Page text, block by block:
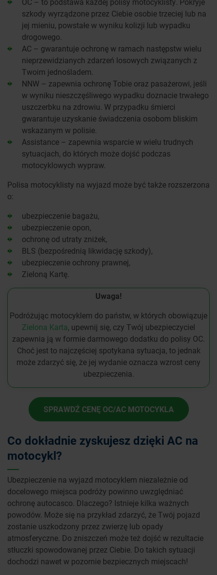
szkody wyrządzone przez Ciebie osobie trzeciej lub na
jej mieniu, powstałe w wyniku kolizji lub wypadku
drogowego.
AC – gwarantuje ochronę w ramach następstw wielu
nieprzewidzianych zdarzeń losowych związanych z
Twoim jednośladem.
NNW – zapewnia ochronę Tobie oraz pasażerowi, jeśli
w wyniku nieszczęśliwego wypadku doznacie trwałego
uszczerbku na zdrowiu. W przypadku śmierci
gwarantuje uzyskanie świadczenia osobom bliskim
wskazanym w polisie.
Assistance – zapewnia wsparcie w wielu trudnych
sytuacjach, do których może dojść podczas
motocyklowych wypraw.
Polisa motocyklisty na wyjazd może być także rozszerzona
o:
ubezpieczenie bagażu,
ubezpieczenie opon,
ochronę od utraty zniżek,
BLS (bezpośrednią likwidację szkody),
ubezpieczenie ochrony prawnej,
Zieloną Kartę.
Uwaga!
Podróżując motocyklem do państw, w których obowiązuje
Zielona Karta, upewnij się, czy Twój ubezpieczyciel
zapewnia ją w formie darmowego dodatku do polisy OC.
Choć jest to najczęściej spotykana sytuacja, to jednak
może zdarzyć się, że jej wydanie oznacza wzrost ceny
ubezpieczenia.
SPRAWDŹ CENĘ OC/AC MOTOCYKLA
Co dokładnie zyskujesz dzięki AC na
motocykl?
Ubezpieczenie na wyjazd motocyklem niezależnie od
docelowego miejsca podróży powinno uwzględniać
ochronę autocasco. Dlaczego? Istnieje kilka ważnych
powodów. Może się na przykład zdarzyć, że Twój pojazd
zostanie uszkodzony przez zwierzę lub opady
atmosferyczne. Do zniszczeń może też dojść w rezultacie
stłuczki spowodowanej przez Ciebie. Do takich sytuacji
dochodzi nawet w pozornie bezpiecznych miejscach!